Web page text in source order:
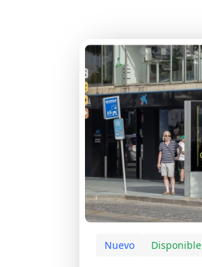
Nuevo Disponible